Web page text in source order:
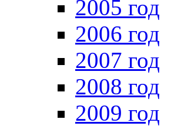
2005 год
2006 год
2007 год
2008 год
2009 год